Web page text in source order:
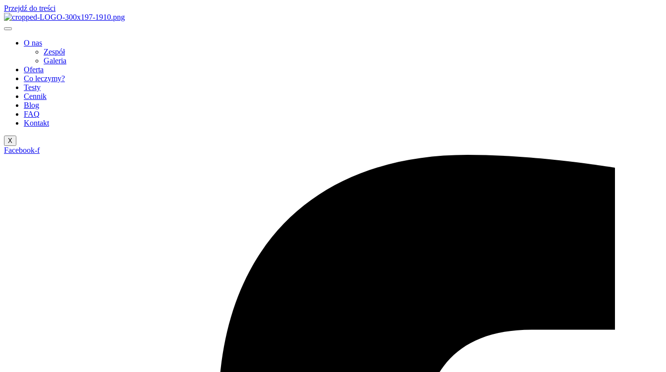
Przejdź do treści
O nas
Zespół
Galeria
Oferta
Co leczymy?
Testy
Cennik
Blog
FAQ
Kontakt
X
Facebook-f